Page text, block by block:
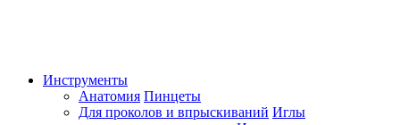
Инструменты
Анатомия Пинцеты
Для проколов и впрыскиваний Иглы